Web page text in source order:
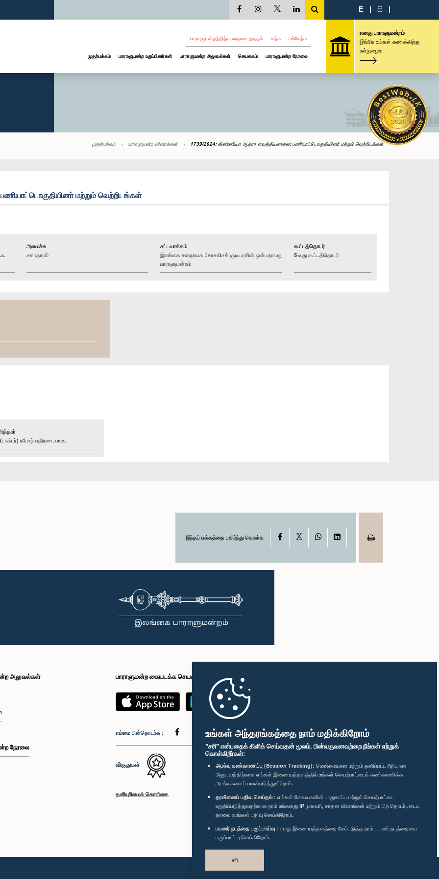
உங்கள் அந்தரங்கத்தை நாம் மதிக்கிறோம்
"சரி" என்பதைக் கிளிக் செய்வதன் மூலம், பின்வருவனவற்றை நீங்கள் ஏற்றுக்
கொள்கிறீர்கள்:
அமர்வு கண்காணிப்பு (Session Tracking): மென்மையான மற்றும் தனிப்பட்ட ரீதியான
அனுபவத்திற்காக எங்கள் இணையத்தளத்தில் உங்கள் செயற்பாட்டைக் கண்காணிக்க
அமர்வுகளைப் பயன்படுத்துகிறோம்.
தரவினைப் பதிவு செய்தல் : எங்கள் சேவைகளின் பாதுகாப்பு மற்றும் செயற்பாட்டை
உறுதிப்படுத்துவதற்காக நாம் உங்களது IP முகவரி, சாதன விவரங்கள் மற்றும் பிற தொடர்புடைய
தரவை நாங்கள் பதிவு செய்கிறோம்.
பயனர் நடத்தை பகுப்பாய்வு : எமது இணையத்தளத்தை மேம்படுத்த நாம் பயனர் நடத்தையை
பகுப்பாய்வு செய்கிறோம்.
சரி
E | සි |
பாராளுமன்றத்திற்கு வருகை தருதல் கற்க பங்கேற்க
முதற்பக்கம் பாராளுமன்ற உறுப்பினர்கள் பாராளுமன்ற அலுவல்கள் செயலகம் பாராளுமன்ற நேரலை
எனது பாராளுமன்றம்
இங்கே உங்கள் கணக்கிற்கு
உள்நுழைக
முதற்பக்கம் பாராளுமன்ற வினாக்கள் 1739/2024: கிண்ணியா ஆதார வைத்தியசாலை: பணியாட்டொகுதியினா் மற்றும் வெற்றிடங்கள்
மற்றும் வெற்றிடங்கள்
அமைச்சு
சுகாதாரம்
சட்டவாக்கம்
இலங்கை சனநாயக சோசலிசக் குடியரசின் ஒன்பதாவது
பாராளுமன்றம்
கூட்டத்தொடர்
5 வது கூட்டத்தொடர்
ரமேஷ் பதிரண, பா.உ.
இந்தப் பக்கத்தை பகிர்ந்து கொள்க Facebook WhatsAppLinkedIn
அலுவல்கள்
நேரலை
பாராளுமன்ற கையடக்க செயலி
எம்மை பின்தொடர்க :
விருதுகள்
தனியுரிமைக் கொள்கை